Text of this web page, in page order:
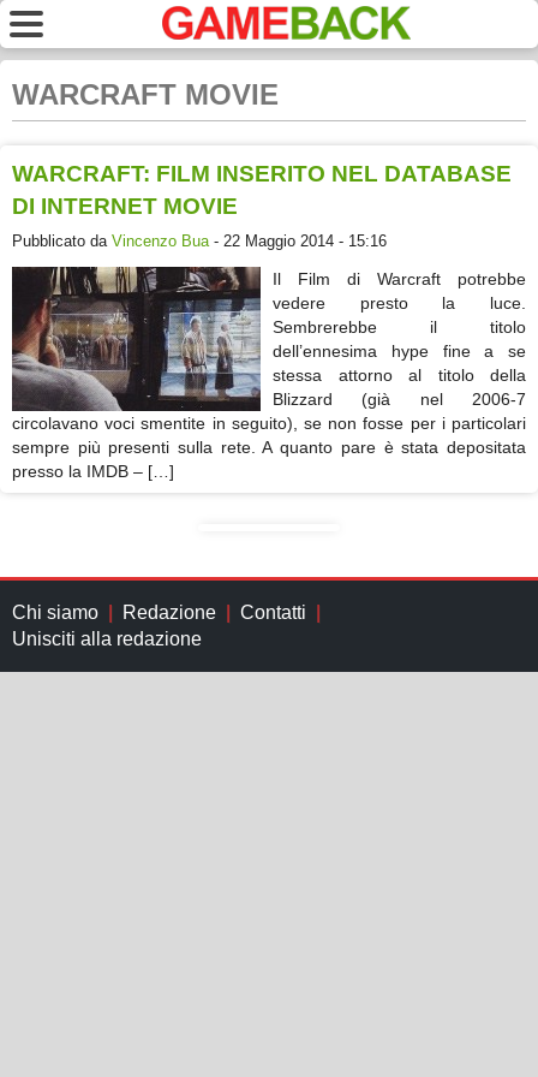
WARCRAFT MOVIE
WARCRAFT: FILM INSERITO NEL DATABASE
DI INTERNET MOVIE
Pubblicato da Vincenzo Bua- 22 Maggio 2014 - 15:16
Il Film di Warcraft potrebbe
vedere presto la luce.
Sembrerebbe il titolo
dell’ennesima hype fine a se
stessa attorno al titolo della
Blizzard (già nel 2006-7
circolavano voci smentite in seguito), se non fosse per i particolari
sempre più presenti sulla rete. A quanto pare è stata depositata
presso la IMDB – […]
Chi siamo Redazione
Contatti
Unisciti alla redazione